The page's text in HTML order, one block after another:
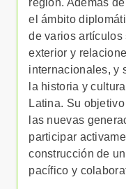
región. Además
el ámbito
de varios artículos
exterior y
internacionales, y
la historia y
Latina. Su
las nuevas
participar
construcción de
pacífico y